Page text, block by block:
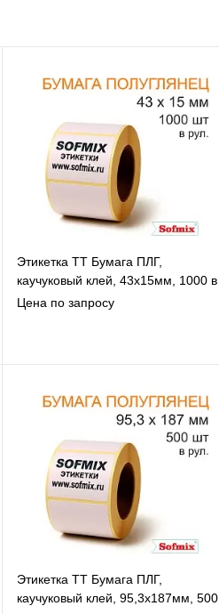
Этикетка ТТ Бумага ПЛГ,
каучуковый клей, 43х15мм, 1000 в
рул, вт40, 3119
Цена по запросу
В избранное
К сравнению
Под заказ
Этикетка ТТ Бумага ПЛГ,
каучуковый клей, 95,3х187мм, 500